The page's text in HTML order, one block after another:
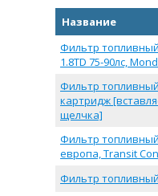
Название
Фильтр топливный
1.8TD 75-90лс,
Фильтр топливный
картридж
щелчка]
Фильтр топливный
европа, Transit
Фильтр топливный